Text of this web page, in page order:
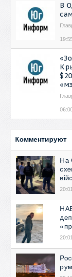
В
Комментируют
На
20:01
20:01